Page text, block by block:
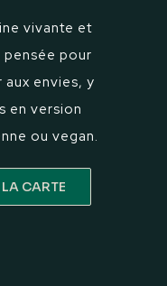
vivante et
pour
aux envies, y
en version
ou vegan.
CARTE